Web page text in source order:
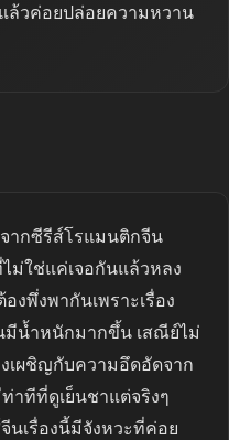
ล้วค่อยปล่อยความหวาน
ากซีรีส์โรแมนติกจีน
ม่ใช่แค่เจอกันแล้วหลง
งพึ่งพากันเพราะเรื่อง
มีน้ำหนักมากขึ้น เสณีย์ไม่
เผชิญกับความอึดอัดจาก
าทีที่ดูเย็นชาแต่จริงๆ
นเรื่องนี้มีจังหวะที่ค่อย